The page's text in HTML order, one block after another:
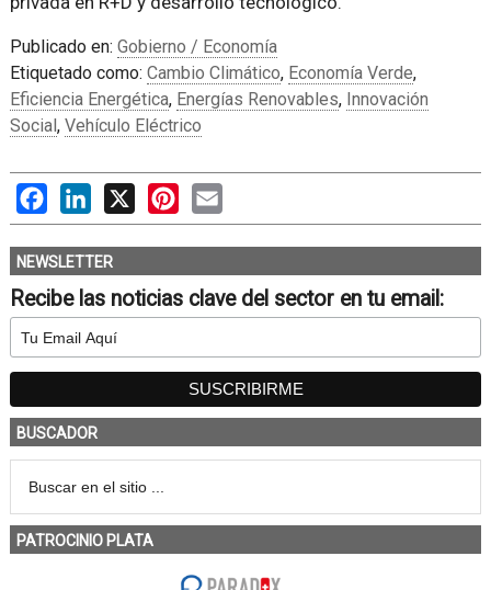
Publicado en: Gobierno / Economía
Etiquetado como: Cambio Climático, Economía Verde,
Eficiencia Energética, Energías Renovables, Innovación
Social, Vehículo Eléctrico
FacebookLinkedIn
X PinterestEmail
NEWSLETTER
Recibe las noticias clave del sector en tu email:
BUSCADOR
PATROCINIO PLATA